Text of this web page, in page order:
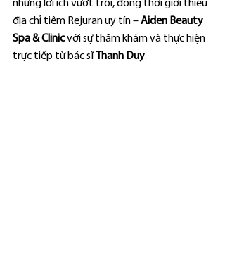
những lợi ích vượt trội, đồng thời giới thiệu
địa chỉ tiêm Rejuran uy tín – Aiden Beauty
Spa & Clinic với sự thăm khám và thực hiện
trực tiếp từ bác sĩ
Thanh Duy.